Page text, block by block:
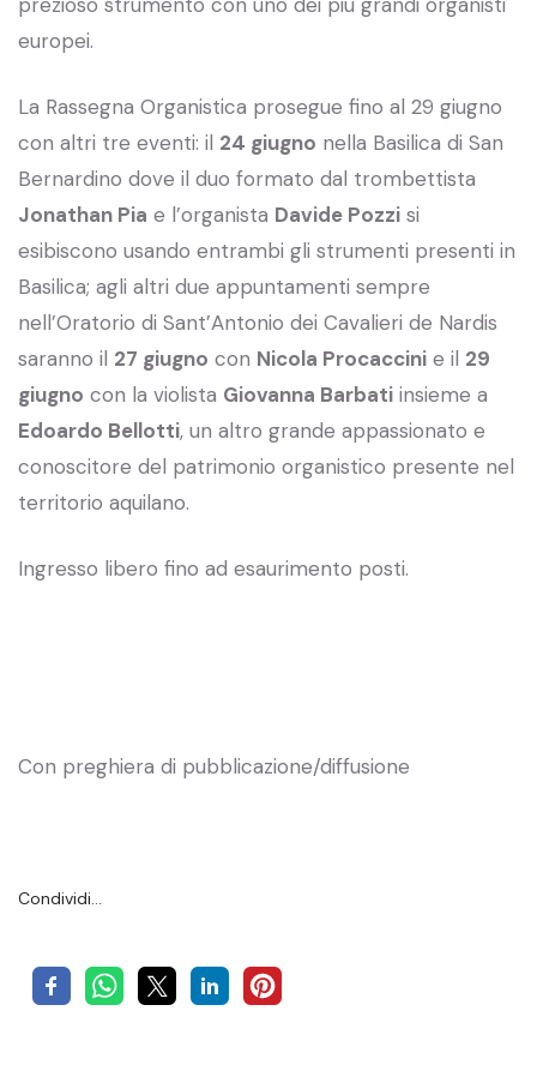
europei.
La Rassegna Organistica prosegue fino al 29 giugno
con altri tre eventi: il 24 giugno nella Basilica di San
Bernardino dove il duo formato dal trombettista
Jonathan Pia e l’organista Davide Pozzi si
esibiscono usando entrambi gli strumenti presenti in
Basilica; agli altri due appuntamenti sempre
nell’Oratorio di Sant’Antonio dei Cavalieri de Nardis
saranno il 27 giugno con Nicola Procaccini e il 29
giugno con la violista Giovanna Barbati insieme a
Edoardo Bellotti, un altro grande appassionato e
conoscitore del patrimonio organistico presente nel
territorio aquilano.
Ingresso libero fino ad esaurimento posti.
Con preghiera di pubblicazione/diffusione
Condividi…